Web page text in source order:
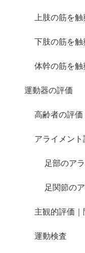
上肢の筋を
下肢の筋を触
体幹の筋を触
運動器の評価
高齢者の評価
アライメント
足部のア
足関節の
主観的評価｜
運動検査